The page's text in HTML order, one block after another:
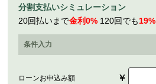
分割支払いシミュレーション
20回払いまで金利0% 120回でも19%
条件入力
ローンお申込み額 ￥